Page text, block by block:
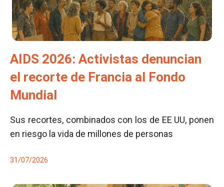
AIDS 2026: Activistas denuncian
el recorte de Francia al Fondo
Mundial
Sus recortes, combinados con los de EE UU, ponen
en riesgo la vida de millones de personas
31/07/2026